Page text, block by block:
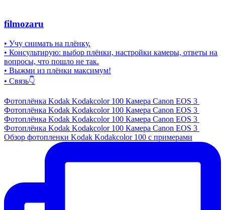
filmozaru
• Учу снимать на плёнку.
• Консультирую: выбор плёнки, настройки камеры, ответы на
вопросы, что пошло не так.
• Выжми из плёнки максимум!
• Связь👇
Фотоплёнка Kodak Kodakcolor 100 Камера Canon EOS 3
Фотоплёнка Kodak Kodakcolor 100 Камера Canon EOS 3
Фотоплёнка Kodak Kodakcolor 100 Камера Canon EOS 3
Фотоплёнка Kodak Kodakcolor 100 Камера Canon EOS 3
Обзор фотопленки Kodak Kodakcolor 100 с примерами